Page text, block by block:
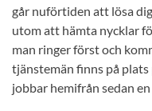
går nuförtiden att lösa
utom att hämta nycklar
man ringer först och
tjänstemän finns på
jobbar hemifrån sedan